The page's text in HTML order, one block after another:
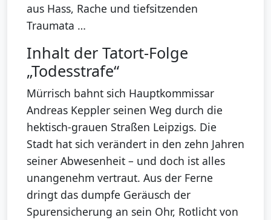
aus Hass, Rache und tiefsitzenden
Traumata …
Inhalt der Tatort-Folge
„Todesstrafe“
Mürrisch bahnt sich Hauptkommissar
Andreas Keppler seinen Weg durch die
hektisch-grauen Straßen Leipzigs. Die
Stadt hat sich verändert in den zehn Jahren
seiner Abwesenheit – und doch ist alles
unangenehm vertraut. Aus der Ferne
dringt das dumpfe Geräusch der
Spurensicherung an sein Ohr, Rotlicht von